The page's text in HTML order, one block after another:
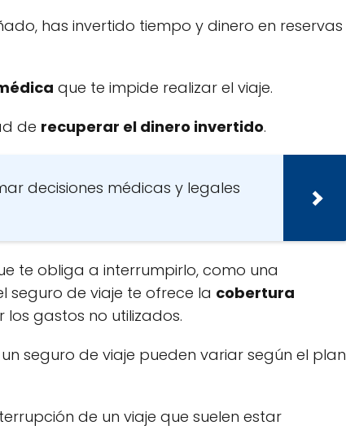
has invertido tiempo y dinero en reservas
que te impide realizar el viaje.
de recuperar el dinero invertido.
decisiones médicas y legales
te obliga a interrumpirlo, como una
seguro de viaje te ofrece la cobertura
gastos no utilizados.
seguro de viaje pueden variar según el plan
de un viaje que suelen estar